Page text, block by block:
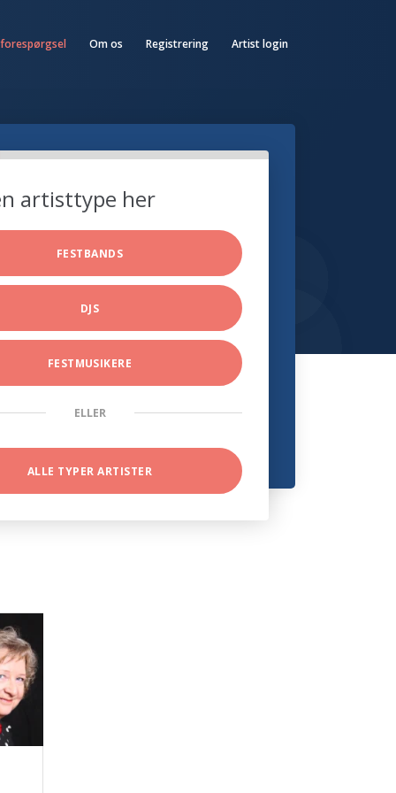
Om os Registrering Artist login
artisttype her
FESTBANDS
DJS
FESTMUSIKERE
ELLER
ALLE TYPER ARTISTER